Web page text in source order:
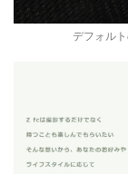
デフォル